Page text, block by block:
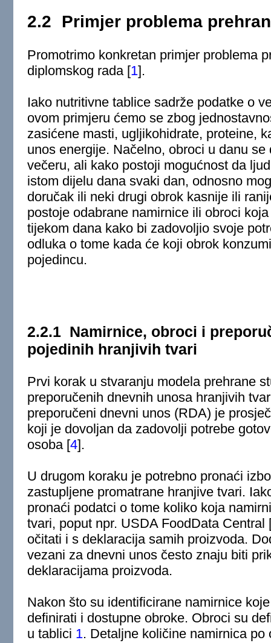
2.2 Primjer problema
Promotrimo konkretan primjer problema
diplomskog rada [1].
Iako nutritivne tablice sadrže podatke o
ovom primjeru ćemo se zbog
zasićene masti, ugljikohidrate, proteine,
unos energije. Načelno, obroci u danu
večeru, ali kako postoji mogućnost da
istom dijelu dana svaki dan, odnosno
doručak ili neki drugi obrok kasnije ili
postoje odabrane namirnice ili obroci
tijekom dana kako bi zadovoljio svoje
odluka o tome kada će koji obrok
pojedincu.
2.2.1 Namirnice, obroci i
pojedinih hranjivih tvari
Prvi korak u stvaranju modela prehrane
preporučenih dnevnih unosa hranjivih
preporučeni dnevni unos (RDA) je
koji je dovoljan da zadovolji potrebe
osoba [4] .
U drugom koraku je potrebno pronaći
zastupljene promatrane hranjive tvari.
pronaći podatci o tome koliko koja
tvari, poput npr. USDA FoodData Central
očitati i s deklaracija samih proizvoda.
vezani za dnevni unos često znaju biti
deklaracijama proizvoda.
Nakon što su identificirane namirnice
definirati i dostupne obroke. Obroci su
u tablici 1. Detaljne količine namirnica po